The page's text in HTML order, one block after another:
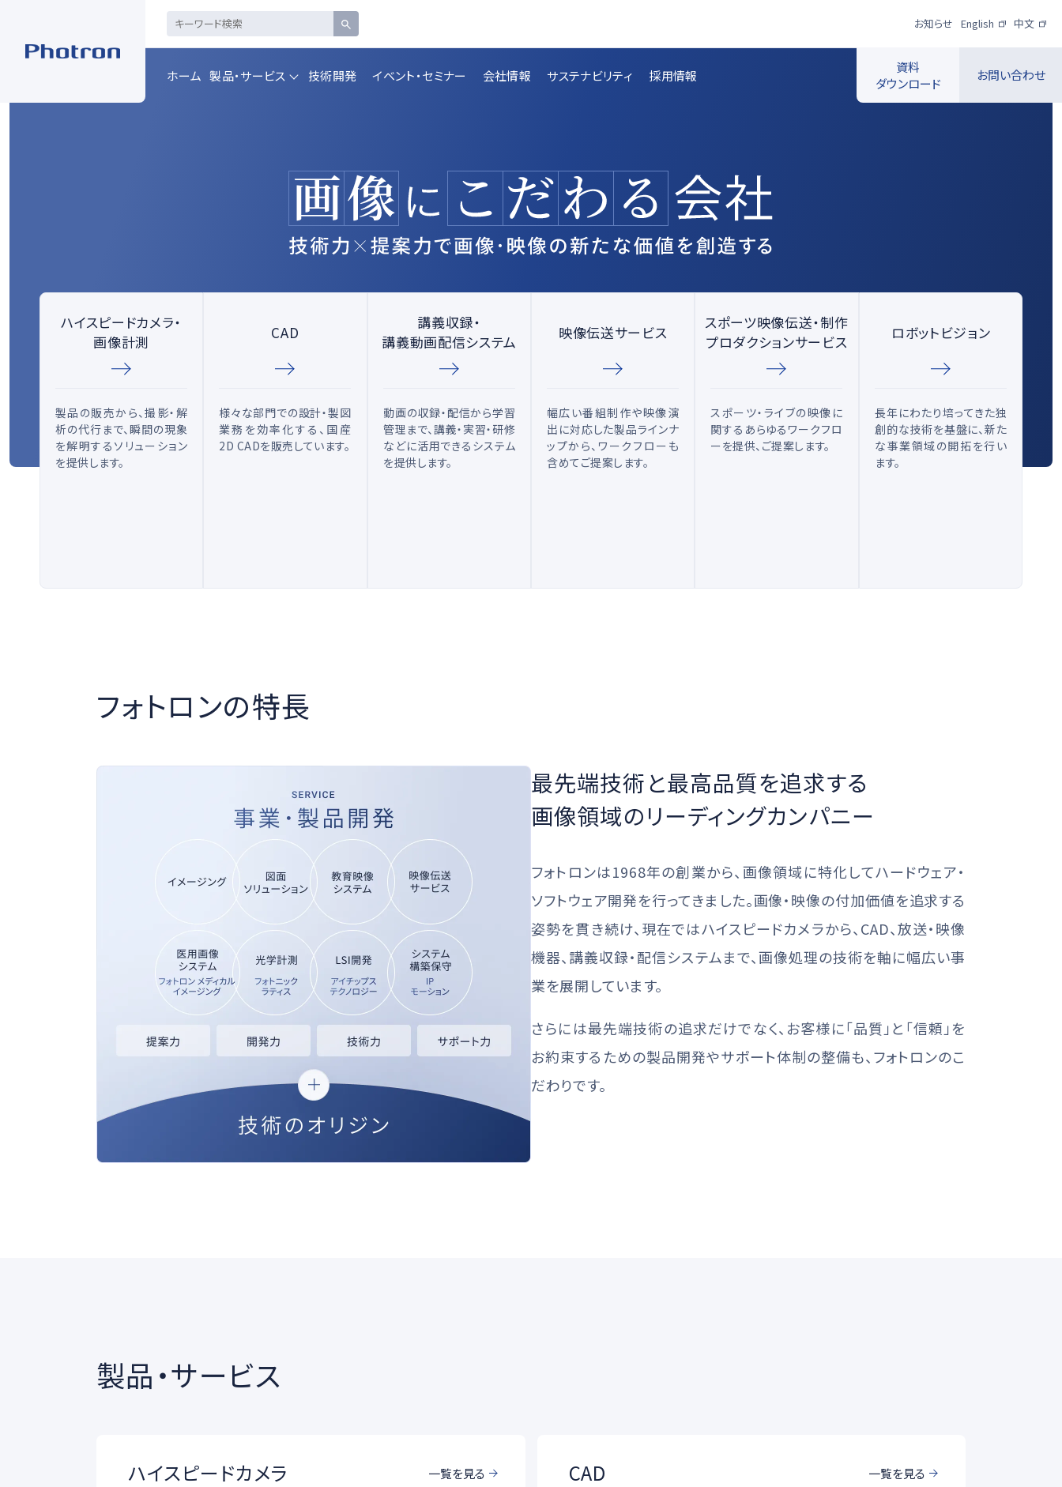
ホーム 製品・サービス 技術開発 イベント・セミナー 会社情報 サステナビリティ 採用情報
資料
ダウンロード
お問い合わせ
お知らせ English 中文
CAD製品 映像伝送サービス 講義収録・講義動
画配信システム
スポーツ映像伝
送・制作プロダク
ションサービス
医療ソリューション 光学計測ソリューション
ハイスピードカメラ・
画像計測
製品の販売から、撮影・解
析の代行まで、瞬間の現象
を解明するソリューション
を提供します。
CAD
様々な部門での設計・製図
業務を効率化する、国産
2D CADを販売しています。
講義収録・
講義動画配信システム
動画の収録・配信から学習
管理まで、講義・実習・研修
などに活用できるシステム
を提供します。
映像伝送サービス
幅広い番組制作や映像演
出に対応した製品ラインナ
ップから、ワークフローも
含めてご提案します。
スポーツ映像伝送・制作
プロダクションサービス
スポーツ・ライブの映像に
関するあらゆるワークフロ
ーを提供、ご提案します。
ロボットビジョン
長年にわたり培ってきた独
創的な技術を基盤に、新た
な事業領域の開拓を行い
ます。
フォトロンの特長
最先端技術と最高品質を追求する
画像領域のリーディングカンパニー
フォトロンは1968年の創業から、画像領域に特化してハードウェア・
ソフトウェア開発を行ってきました。画像・映像の付加価値を追求する
姿勢を貫き続け、現在ではハイスピードカメラから、CAD、放送・映像
機器、講義収録・配信システムまで、画像処理の技術を軸に幅広い事
業を展開しています。
さらには最先端技術の追求だけでなく、お客様に「品質」と「信頼」を
お約束するための製品開発やサポート体制の整備も、フォトロンのこ
だわりです。
製品・サービス
ハイスピードカメラ 一覧を見る CAD 一覧を見る